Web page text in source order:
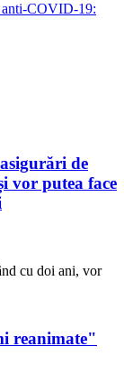
COVID-19:
de
vor putea face
cu doi ani, vor
reanimate"